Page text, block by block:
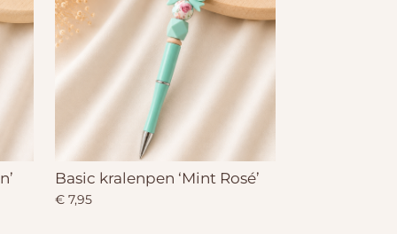
Basic kralenpen ‘Mint Rosé’
€ 7,95